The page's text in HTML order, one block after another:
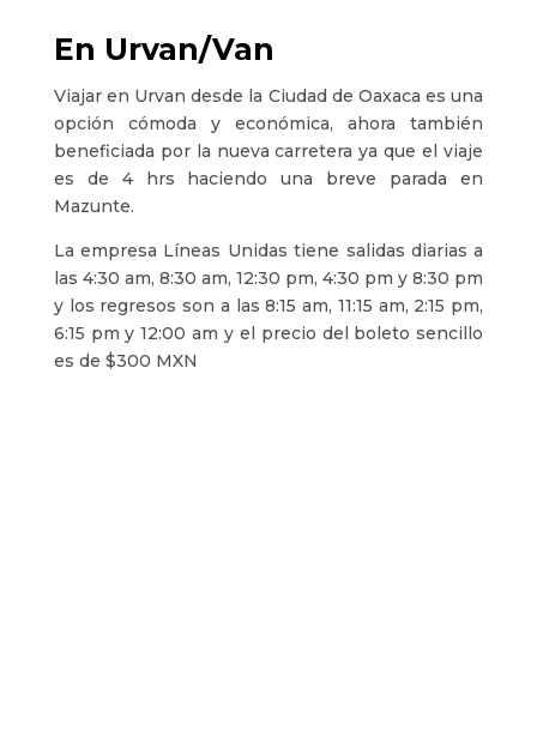
En Urvan/Van
Viajar en Urvan desde la Ciudad de Oaxaca es una
opción cómoda y económica, ahora también
beneficiada por la nueva carretera ya que el viaje
es de 4 hrs haciendo una breve parada en
Mazunte.
La empresa Líneas Unidas tiene salidas diarias a
las 4:30 am, 8:30 am, 12:30 pm, 4:30 pm y 8:30 pm
y los regresos son a las 8:15 am, 11:15 am, 2:15 pm,
6:15 pm y 12:00 am y el precio del boleto sencillo
es de $300 MXN